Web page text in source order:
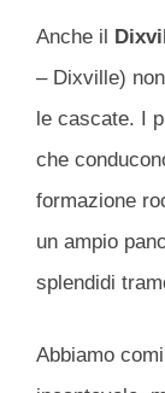
Anche il
– Dixville)
le cascate. I
che
formazione
un ampio
splendidi
Abbiamo